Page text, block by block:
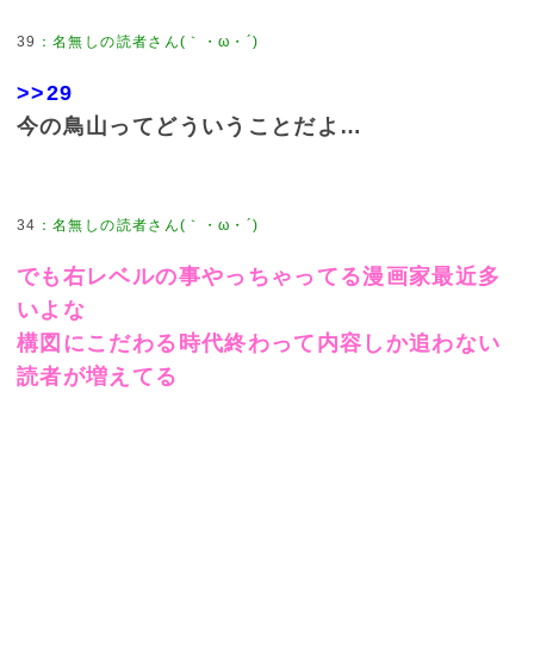
39 ：名無しの読者さん(｀・ω・´)
>>29
今の鳥山ってどういうことだよ…
34 ：名無しの読者さん(｀・ω・´)
でも右レベルの事やっちゃってる漫画家最近多
いよな
構図にこだわる時代終わって内容しか追わない
読者が増えてる